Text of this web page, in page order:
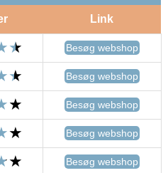
Link
Besøg webshop
Besøg webshop
Besøg webshop
Besøg webshop
Besøg webshop